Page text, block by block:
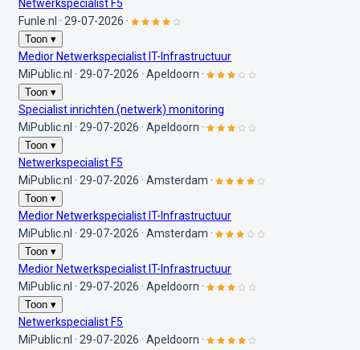
Netwerkspecialist F5
Funle.nl · 29-07-2026 ·
Toon ▾
Medior Netwerkspecialist IT-Infrastructuur
MiPublic.nl · 29-07-2026 · Apeldoorn ·
Toon ▾
Specialist inrichten (netwerk) monitoring
MiPublic.nl · 29-07-2026 · Apeldoorn ·
Toon ▾
Netwerkspecialist F5
MiPublic.nl · 29-07-2026 · Amsterdam ·
Toon ▾
Medior Netwerkspecialist IT-Infrastructuur
MiPublic.nl · 29-07-2026 · Amsterdam ·
Toon ▾
Medior Netwerkspecialist IT-Infrastructuur
MiPublic.nl · 29-07-2026 · Apeldoorn ·
Toon ▾
Netwerkspecialist F5
MiPublic.nl · 29-07-2026 · Apeldoorn ·